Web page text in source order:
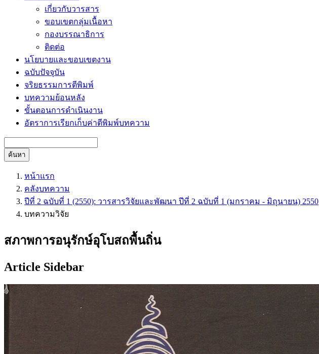
เกี่ยวกับวารสาร
ขอบเขตกลุ่มเนื้อหา
กองบรรณาธิการ
ติดต่อ
นโยบายและขอบเขตงาน
ฉบับปัจจุบัน
จริยธรรมการตีพิมพ์
บทความย้อนหลัง
ขั้นตอนการดำเนินงาน
อัตราการเรียกเก็บค่าตีพิมพ์บทความ
ค้นหา
หน้าแรก
คลังบทความ
ปีที่ 2 ฉบับที่ 1 (2550): วารสารวิจัยและพัฒนา ปีที่ 2 ฉบับที่ 1 (มกราคม - มิถุนายน) 2550
บทความวิจัย
สภาพการอนุรักษ์อุโบสถพื้นถิ่น
Article Sidebar